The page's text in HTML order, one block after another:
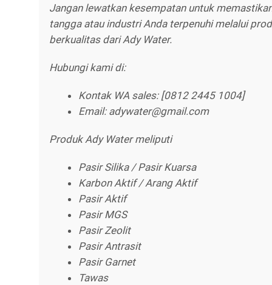
Jangan lewatkan kesempatan untuk
tangga atau industri Anda terpenuhi melalui
berkualitas dari Ady Water.
Hubungi kami di:
Kontak WA sales: [0812 2445 1004]
Email: adywater@gmail.com
Produk Ady Water meliputi
Pasir Silika / Pasir Kuarsa
Karbon Aktif / Arang Aktif
Pasir Aktif
Pasir MGS
Pasir Zeolit
Pasir Antrasit
Pasir Garnet
Tawas